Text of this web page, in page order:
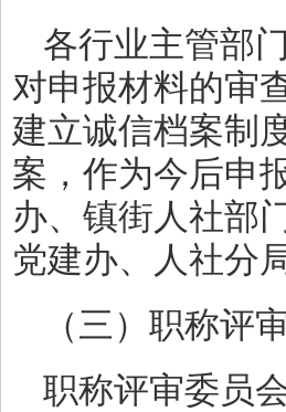
各行业主管部
对申报材料的审
建立诚信档案制
案，作为今后申
办、镇街人社部
党建办、人社分
（三）职称评
职称评审委员